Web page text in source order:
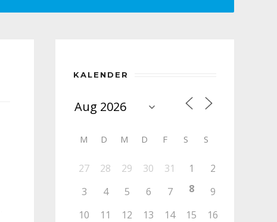
KALENDER
M D M D F S S
27 28 29 30 31 1
2
3
4 5 6 7 8
9
10
11 12 13 14 15
16